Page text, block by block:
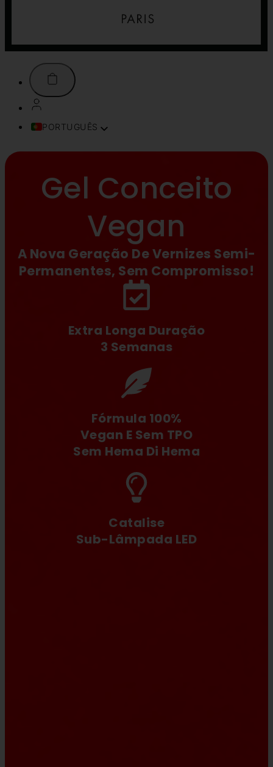
PORTUGUÊS
ESPAÑOL
TIẾNG VIỆT
SVENSKA
Gel Conceito
Vegan
A Nova Geração De Vernizes Semi-
Permanentes, Sem Compromisso!
Extra Longa Duração
3 Semanas
Fórmula 100%
Vegan E Sem TPO
Sem Hema Di Hema
Catalise
Sub-Lâmpada LED